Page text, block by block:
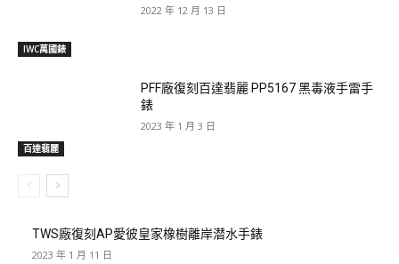
IWC萬國錶
2022 年 12 月 13 日
百達翡麗
PFF廠復刻百達翡麗 PP5167 黑毒液手雷手
錶
2023 年 1 月 3 日
TWS廠復刻AP愛彼皇家橡樹離岸潜水手錶
2023 年 1 月 11 日